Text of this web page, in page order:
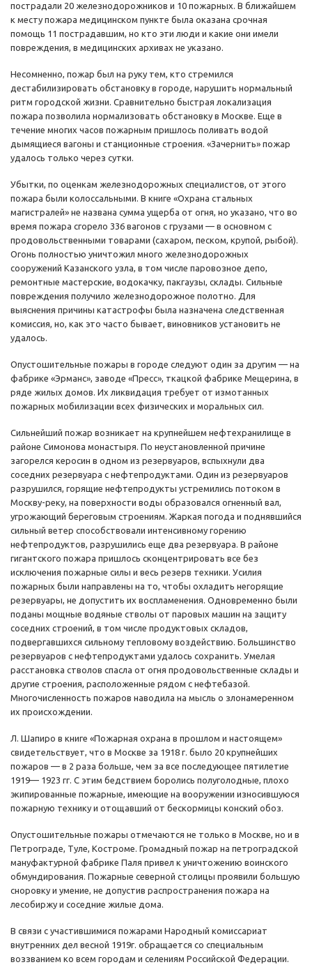
пострадали 20 железнодорожников и 10 пожарных. В ближайшем
к месту пожара медицинском пункте была оказана срочная
помощь 11 пострадавшим, но кто эти люди и какие они имели
повреждения, в медицинских архивах не указано.
Несомненно, пожар был на руку тем, кто стремился
дестабилизировать обстановку в городе, нарушить нормальный
ритм городской жизни. Сравнительно быстрая локализация
пожара позволила нормализовать обстановку в Москве. Еще в
течение многих часов пожарным пришлось поливать водой
дымящиеся вагоны и станционные строения. «Зачернить» пожар
удалось только через сутки.
Убытки, по оценкам железнодорожных специалистов, от этого
пожара были колоссальными. В книге «Охрана стальных
магистралей» не названа сумма ущерба от огня, но указано, что во
время пожара сгорело 336 вагонов с грузами — в основном с
продовольственными товарами (сахаром, песком, крупой, рыбой).
Огонь полностью уничтожил много железнодорожных
сооружений Казанского узла, в том числе паровозное депо,
ремонтные мастерские, водокачку, пакгаузы, склады. Сильные
повреждения получило железнодорожное полотно. Для
выяснения причины катастрофы была назначена следственная
комиссия, но, как это часто бывает, виновников установить не
удалось.
Опустошительные пожары в городе следуют один за другим — на
фабрике «Эрманс», заводе «Пресс», ткацкой фабрике Мещерина, в
ряде жилых домов. Их ликвидация требует от измотанных
пожарных мобилизации всех физических и моральных сил.
Сильнейший пожар возникает на крупнейшем нефтехранилище в
районе Симонова монастыря. По неустановленной причине
загорелся керосин в одном из резервуаров, вспыхнули два
соседних резервуара с нефтепродуктами. Один из резервуаров
разрушился, горящие нефтепродукты устремились потоком в
Москву-реку, на поверхности воды образовался огненный вал,
угрожающий береговым строениям. Жаркая погода и поднявшийся
сильный ветер способствовали интенсивному горению
нефтепродуктов, разрушились еще два резервуара. В районе
гигантского пожара пришлось сконцентрировать все без
исключения пожарные силы и весь резерв техники. Усилия
пожарных были направлены на то, чтобы охладить негорящие
резервуары, не допустить их воспламенения. Одновременно были
поданы мощные водяные стволы от паровых машин на защиту
соседних строений, в том числе продуктовых складов,
подвергавшихся сильному тепловому воздействию. Большинство
резервуаров с нефтепродуктами удалось сохранить. Умелая
расстановка стволов спасла от огня продовольственные склады и
другие строения, расположенные рядом с нефтебазой.
Многочисленность пожаров наводила на мысль о злонамеренном
их происхождении.
Л. Шапиро в книге «Пожарная охрана в прошлом и настоящем»
свидетельствует, что в Москве за 1918 г. было 20 крупнейших
пожаров — в 2 раза больше, чем за все последующее пятилетие
1919— 1923 гг. С этим бедствием боролись полуголодные, плохо
экипированные пожарные, имеющие на вооружении износившуюся
пожарную технику и отощавший от бескормицы конский обоз.
Опустошительные пожары отмечаются не только в Москве, но и в
Петрограде, Туле, Костроме. Громадный пожар на петроградской
мануфактурной фабрике Паля привел к уничтожению воинского
обмундирования. Пожарные северной столицы проявили большую
сноровку и умение, не допустив распространения пожара на
лесобиржу и соседние жилые дома.
В связи с участившимися пожарами Народный комиссариат
внутренних дел весной 1919г. обращается со специальным
воззванием ко всем городам и селениям Российской Федерации.